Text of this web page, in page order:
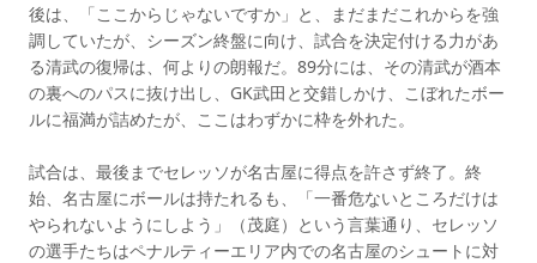
後は、「ここからじゃないですか」と、まだまだこれからを強
調していたが、シーズン終盤に向け、試合を決定付ける力があ
る清武の復帰は、何よりの朗報だ。89分には、その清武が酒本
の裏へのパスに抜け出し、GK武田と交錯しかけ、こぼれたボー
ルに福満が詰めたが、ここはわずかに枠を外れた。
試合は、最後までセレッソが名古屋に得点を許さず終了。終
始、名古屋にボールは持たれるも、「一番危ないところだけは
やられないようにしよう」（茂庭）という言葉通り、セレッソ
の選手たちはペナルティーエリア内での名古屋のシュートに対